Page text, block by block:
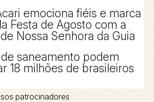
emociona fiéis e marca
Festa de Agosto com a
Nossa Senhora da Guia
saneamento podem
18 milhões de brasileiros
patrocinadores